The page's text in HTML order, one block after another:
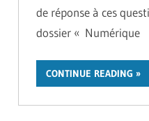
de réponse à ces
dossier « Numérique
CONTINUE READING